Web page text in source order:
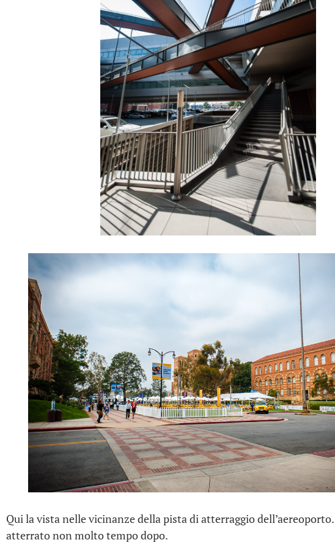
Qui la vista nelle vicinanze della pista di atterraggio
atterrato non molto tempo dopo.